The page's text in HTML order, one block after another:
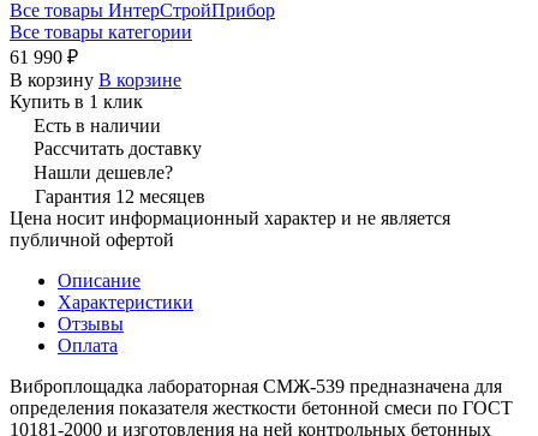
Все товары ИнтерСтройПрибор
Все товары категории
61 990 ₽
В корзину В корзине
Купить в 1 клик
Есть в наличии
Рассчитать доставку
Нашли дешевле?
Гарантия 12 месяцев
Цена носит информационный характер и не является
публичной офертой
Описание
Характеристики
Отзывы
Оплата
Виброплощадка лабораторная СМЖ-539 предназначена для
определения показателя жесткости бетонной смеси по ГОСТ
10181-2000 и изготовления на ней контрольных бетонных